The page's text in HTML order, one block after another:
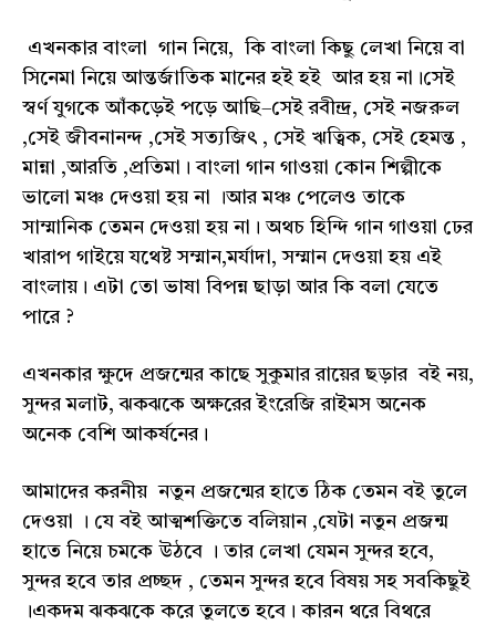
এখনকার বাংলা গান নিয়ে, কি বাংলা কিছু লেখা নিয়ে বা
সিনেমা নিয়ে আন্তর্জাতিক মানের হই হই আর হয় না।সেই
স্বর্ণ যুগকে আঁকড়েই পড়ে আছি–সেই রবীন্দ্র, সেই নজরুল
,সেই জীবনানন্দ ,সেই সত্যজিৎ , সেই ঋত্বিক, সেই হেমন্ত ,
মান্না ,আরতি ,প্রতিমা। বাংলা গান গাওয়া কোন শিল্পীকে
ভালো মঞ্চ দেওয়া হয় না ।আর মঞ্চ পেলেও তাকে
সাম্মানিক তেমন দেওয়া হয় না। অথচ হিন্দি গান গাওয়া ঢের
খারাপ গাইয়ে যথেষ্ট সম্মান,মর্যাদা, সম্মান দেওয়া হয় এই
বাংলায়। এটা তো ভাষা বিপন্ন ছাড়া আর কি বলা যেতে
পারে ?
এখনকার ক্ষুদে প্রজন্মের কাছে সুকুমার রায়ের ছড়ার বই নয়,
সুন্দর মলাট, ঝকঝকে অক্ষরের ইংরেজি রাইমস অনেক
অনেক বেশি আকর্ষনের।
আমাদের করনীয় নতুন প্রজন্মের হাতে ঠিক তেমন বই তুলে
দেওয়া । যে বই আত্মশক্তিতে বলিয়ান ,যেটা নতুন প্রজন্ম
হাতে নিয়ে চমকে উঠবে । তার লেখা যেমন সুন্দর হবে,
সুন্দর হবে তার প্রচ্ছদ , তেমন সুন্দর হবে বিষয় সহ সবকিছুই
।একদম ঝকঝকে করে তুলতে হবে। কারন থরে বিথরে